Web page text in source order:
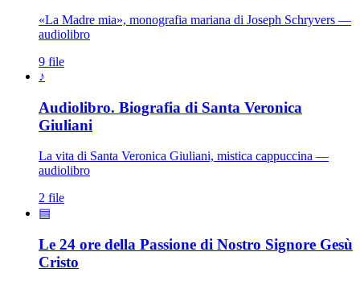
«La Madre mia», monografia mariana di Joseph Schryvers —
audiolibro
9 file
♪
Audiolibro. Biografia di Santa Veronica
Giuliani
La vita di Santa Veronica Giuliani, mistica cappuccina —
audiolibro
2 file
▤
Le 24 ore della Passione di Nostro Signore Gesù
Cristo